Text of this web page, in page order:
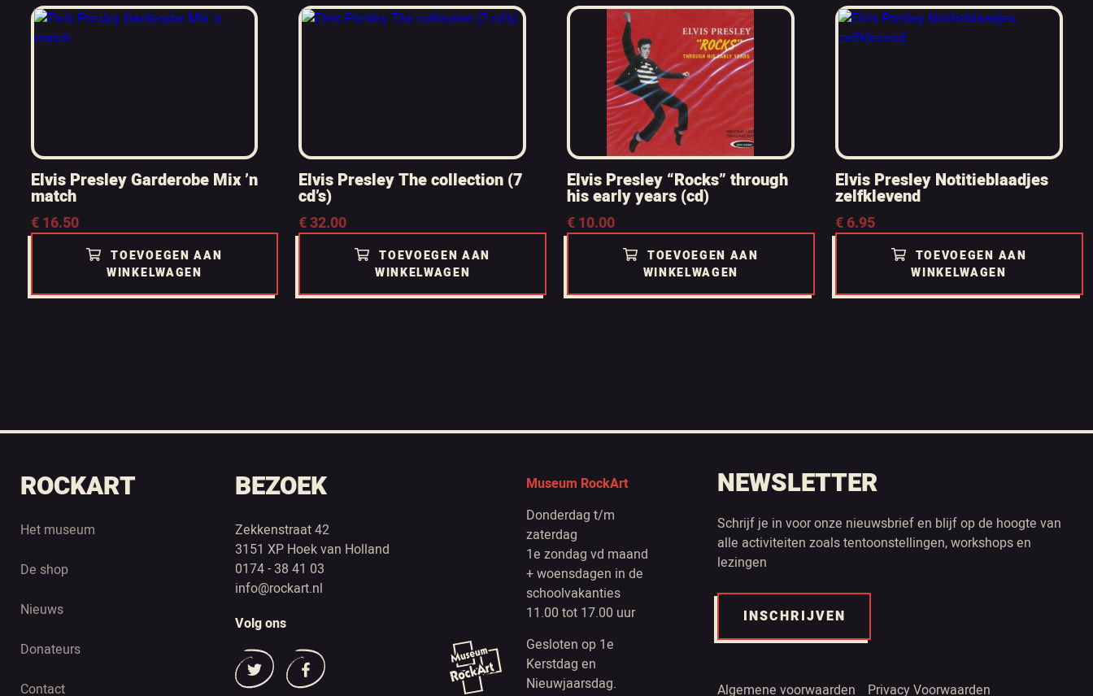
Elvis Presley Garderobe Mix ’n
match
€16.50
TOEVOEGEN AAN
WINKELWAGEN
Elvis Presley The collection (7
cd’s)
€32.00
TOEVOEGEN AAN
WINKELWAGEN
Elvis Presley “Rocks” through
his early years (cd)
€10.00
TOEVOEGEN AAN
WINKELWAGEN
Elvis Presley Notitieblaadjes
zelfklevend
€6.95
TOEVOEGEN AAN
WINKELWAGEN
ROCKART
Het museum
De shop
Nieuws
Donateurs
Contact
BEZOEK
Zekkenstraat 42
3151 XP Hoek van Holland
0174 - 38 41 03
info@rockart.nl
Volg ons
Museum RockArt
Donderdag t/m
zaterdag
1e zondag vd maand
+ woensdagen in de
schoolvakanties
11.00 tot 17.00 uur
Gesloten op 1e
Kerstdag en
Nieuwjaarsdag.
NEWSLETTER
Schrijf je in voor onze nieuwsbrief en blijf op de hoogte van
alle activiteiten zoals tentoonstellingen, workshops en
lezingen
INSCHRIJVEN
Algemene voorwaarden
Privacy Voorwaarden